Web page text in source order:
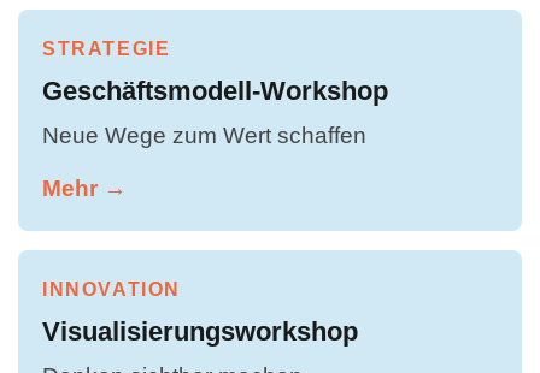
STRATEGIE
Geschäftsmodell-Workshop
Neue Wege zum Wert schaffen
Mehr →
INNOVATION
Visualisierungsworkshop